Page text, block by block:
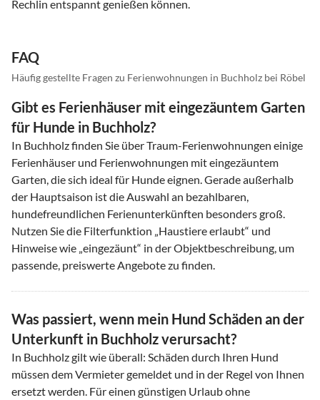
Rechlin entspannt genießen können.
FAQ
Häufig gestellte Fragen zu Ferienwohnungen in Buchholz bei Röbel
Gibt es Ferienhäuser mit eingezäuntem Garten
für Hunde in Buchholz?
In Buchholz finden Sie über Traum-Ferienwohnungen einige
Ferienhäuser und Ferienwohnungen mit eingezäuntem
Garten, die sich ideal für Hunde eignen. Gerade außerhalb
der Hauptsaison ist die Auswahl an bezahlbaren,
hundefreundlichen Ferienunterkünften besonders groß.
Nutzen Sie die Filterfunktion „Haustiere erlaubt“ und
Hinweise wie „eingezäunt“ in der Objektbeschreibung, um
passende, preiswerte Angebote zu finden.
Was passiert, wenn mein Hund Schäden an der
Unterkunft in Buchholz verursacht?
In Buchholz gilt wie überall: Schäden durch Ihren Hund
müssen dem Vermieter gemeldet und in der Regel von Ihnen
ersetzt werden. Für einen günstigen Urlaub ohne